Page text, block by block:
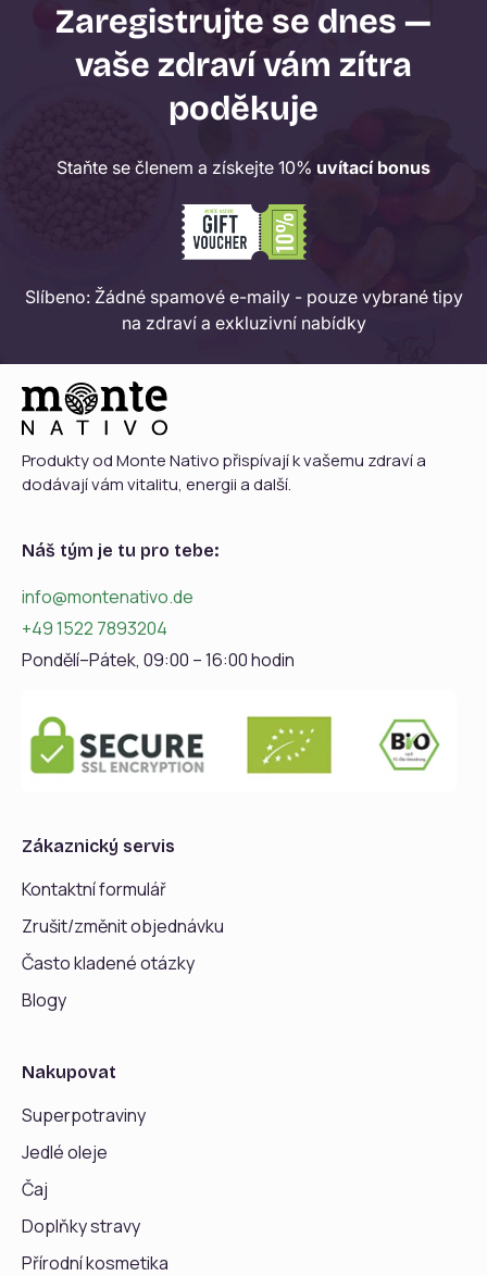
Zaregistrujte se dnes —
vaše zdraví vám zítra
poděkuje
Staňte se členem a získejte 10% uvítací bonus
Slíbeno: Žádné spamové e-maily - pouze vybrané tipy
na zdraví a exkluzivní nabídky
Produkty od Monte Nativo přispívají k vašemu zdraví a
dodávají vám vitalitu, energii a další.
Náš tým je tu pro tebe:
info@montenativo.de
+49 1522 7893204
Pondělí–Pátek, 09:00 – 16:00 hodin
Zákaznický servis
Kontaktní formulář
Zrušit/změnit objednávku
Často kladené otázky
Blogy
Nakupovat
Superpotraviny
Jedlé oleje
Čaj
Doplňky stravy
Přírodní kosmetika